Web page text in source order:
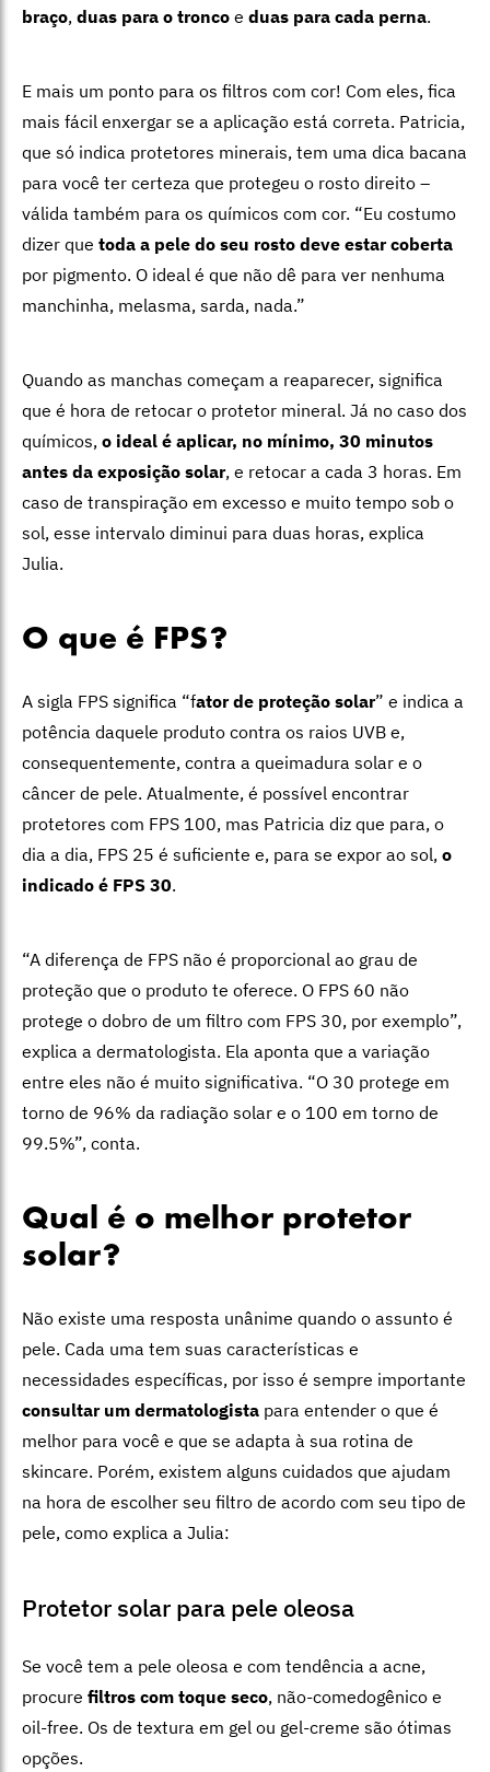
braço, duas para o tronco e duas para cada perna.
E mais um ponto para os filtros com cor! Com eles, fica
mais fácil enxergar se a aplicação está correta. Patricia,
que só indica protetores minerais, tem uma dica bacana
para você ter certeza que protegeu o rosto direito –
válida também para os químicos com cor. “Eu costumo
dizer que toda a pele do seu rosto deve estar coberta
por pigmento. O ideal é que não dê para ver nenhuma
manchinha, melasma, sarda, nada.”
Quando as manchas começam a reaparecer, significa
que é hora de retocar o protetor mineral. Já no caso dos
químicos, o ideal é aplicar, no mínimo, 30 minutos
antes da exposição solar, e retocar a cada 3 horas. Em
caso de transpiração em excesso e muito tempo sob o
sol, esse intervalo diminui para duas horas, explica
Julia.
O que é FPS?
A sigla FPS significa “fator de proteção solar” e indica a
potência daquele produto contra os raios UVB e,
consequentemente, contra a queimadura solar e o
câncer de pele. Atualmente, é possível encontrar
protetores com FPS 100, mas Patricia diz que para, o
dia a dia, FPS 25 é suficiente e, para se expor ao sol, o
indicado é FPS 30.
“A diferença de FPS não é proporcional ao grau de
proteção que o produto te oferece. O FPS 60 não
protege o dobro de um filtro com FPS 30, por exemplo”,
explica a dermatologista. Ela aponta que a variação
entre eles não é muito significativa. “O 30 protege em
torno de 96% da radiação solar e o 100 em torno de
99.5%”, conta.
Qual é o melhor protetor
solar?
Não existe uma resposta unânime quando o assunto é
pele. Cada uma tem suas características e
necessidades específicas, por isso é sempre importante
consultar um dermatologista para entender o que é
melhor para você e que se adapta à sua rotina de
skincare. Porém, existem alguns cuidados que ajudam
na hora de escolher seu filtro de acordo com seu tipo de
pele, como explica a Julia:
Protetor solar para pele oleosa
Se você tem a pele oleosa e com tendência a acne,
procure filtros com toque seco, não-comedogênico e
oil-free. Os de textura em gel ou gel-creme são ótimas
opções.